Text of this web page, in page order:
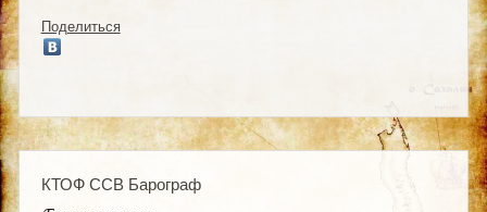
Поделиться
КТОФ ССВ Барограф